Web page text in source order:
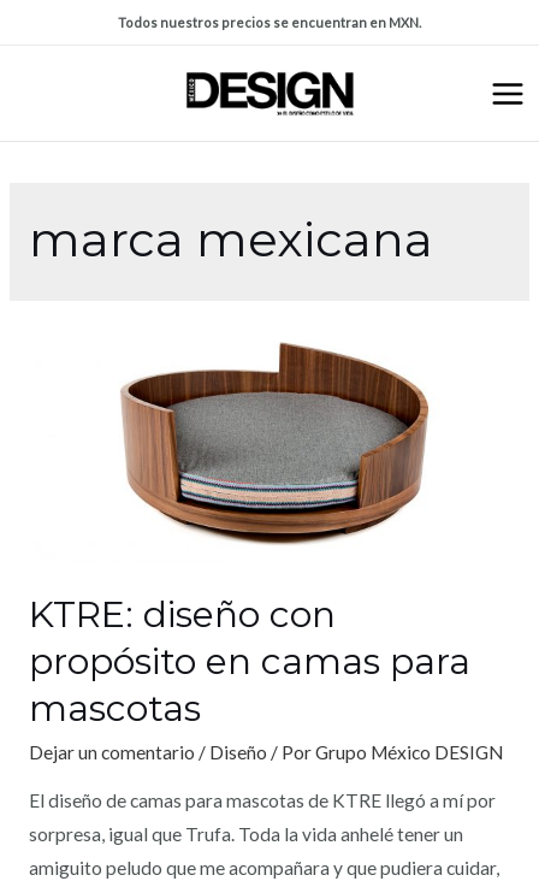
Todos nuestros precios se encuentran en MXN.
marca mexicana
KTRE: diseño con
propósito en camas para
mascotas
Dejar un comentario / Diseño / PorGrupo México DESIGN
El diseño de camas para mascotas de KTRE llegó a mí por
sorpresa, igual que Trufa. Toda la vida anhelé tener un
amiguito peludo que me acompañara y que pudiera cuidar,